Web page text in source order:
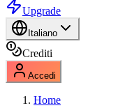
Upgrade
Italiano
Crediti
Accedi
Home